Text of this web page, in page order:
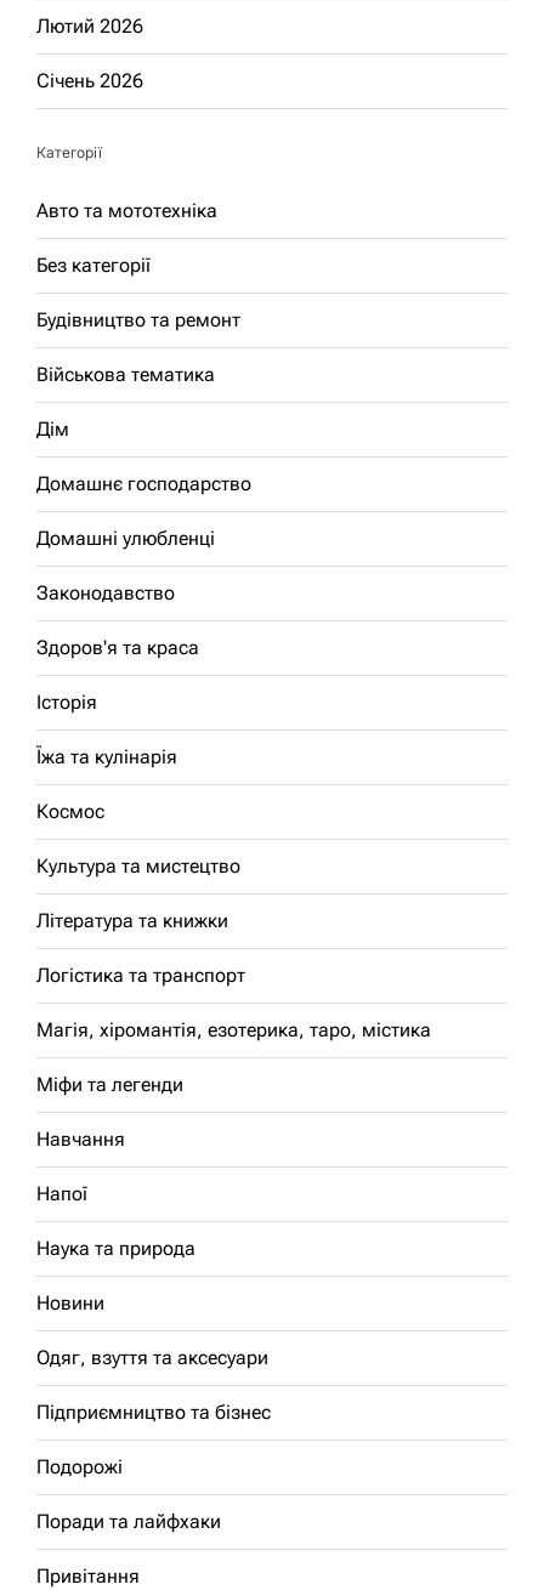
Лютий 2026
Січень 2026
Категорії
Авто та мототехніка
Без категорії
Будівництво та ремонт
Військова тематика
Дім
Домашнє господарство
Домашні улюбленці
Законодавство
Здоров'я та краса
Історія
Їжа та кулінарія
Космос
Культура та мистецтво
Література та книжки
Логістика та транспорт
Магія, хіромантія, езотерика, таро, містика
Міфи та легенди
Навчання
Напої
Наука та природа
Новини
Одяг, взуття та аксесуари
Підприємництво та бізнес
Подорожі
Поради та лайфхаки
Привітання